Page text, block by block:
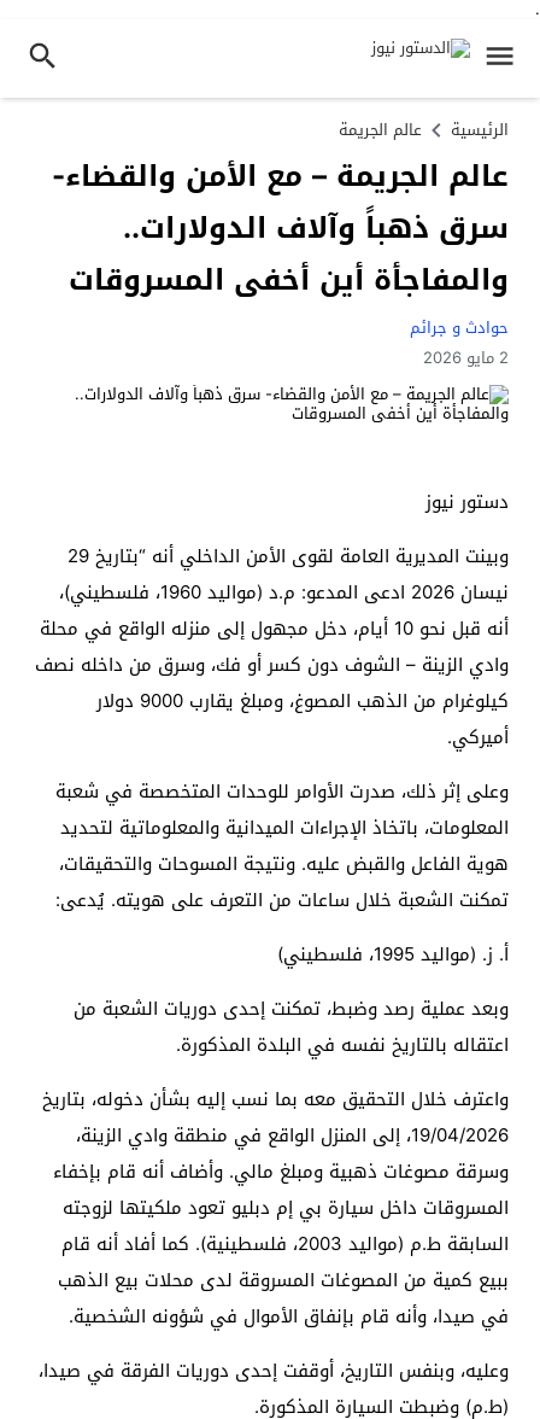
.
الرئيسية عالم الجريمة
عالم الجريمة – مع الأمن والقضاء-
سرق ذهباً وآلاف الدولارات..
والمفاجأة أين أخفى المسروقات
حوادث و جرائم
2 مايو 2026
دستور نيوز
وبينت المديرية العامة لقوى الأمن الداخلي أنه “بتاريخ 29
نيسان 2026 ادعى المدعو: م.د (مواليد 1960، فلسطيني)،
أنه قبل نحو 10 أيام، دخل مجهول إلى منزله الواقع في محلة
وادي الزينة – الشوف دون كسر أو فك، وسرق من داخله نصف
كيلوغرام من الذهب المصوغ، ومبلغ يقارب 9000 دولار
أميركي.
وعلى إثر ذلك، صدرت الأوامر للوحدات المتخصصة في شعبة
المعلومات، باتخاذ الإجراءات الميدانية والمعلوماتية لتحديد
هوية الفاعل والقبض عليه. ونتيجة المسوحات والتحقيقات،
تمكنت الشعبة خلال ساعات من التعرف على هويته. يُدعى:
أ. ز. (مواليد 1995، فلسطيني)
وبعد عملية رصد وضبط، تمكنت إحدى دوريات الشعبة من
اعتقاله بالتاريخ نفسه في البلدة المذكورة.
واعترف خلال التحقيق معه بما نسب إليه بشأن دخوله، بتاريخ
19/04/2026، إلى المنزل الواقع في منطقة وادي الزينة،
وسرقة مصوغات ذهبية ومبلغ مالي. وأضاف أنه قام بإخفاء
المسروقات داخل سيارة بي إم دبليو تعود ملكيتها لزوجته
السابقة ط.م (مواليد 2003، فلسطينية). كما أفاد أنه قام
ببيع كمية من المصوغات المسروقة لدى محلات بيع الذهب
في صيدا، وأنه قام بإنفاق الأموال في شؤونه الشخصية.
وعليه، وبنفس التاريخ، أوقفت إحدى دوريات الفرقة في صيدا،
(ط.م) وضبطت السيارة المذكورة.